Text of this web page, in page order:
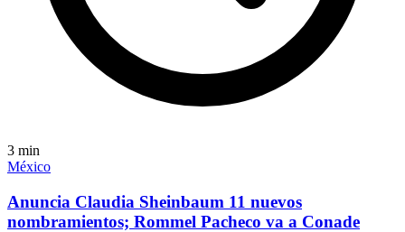
3 min
México
Anuncia Claudia Sheinbaum 11 nuevos
nombramientos; Rommel Pacheco va a Conade